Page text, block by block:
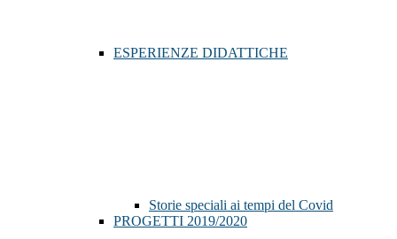
ESPERIENZE DIDATTICHE
Storie speciali ai tempi del Covid
PROGETTI 2019/2020